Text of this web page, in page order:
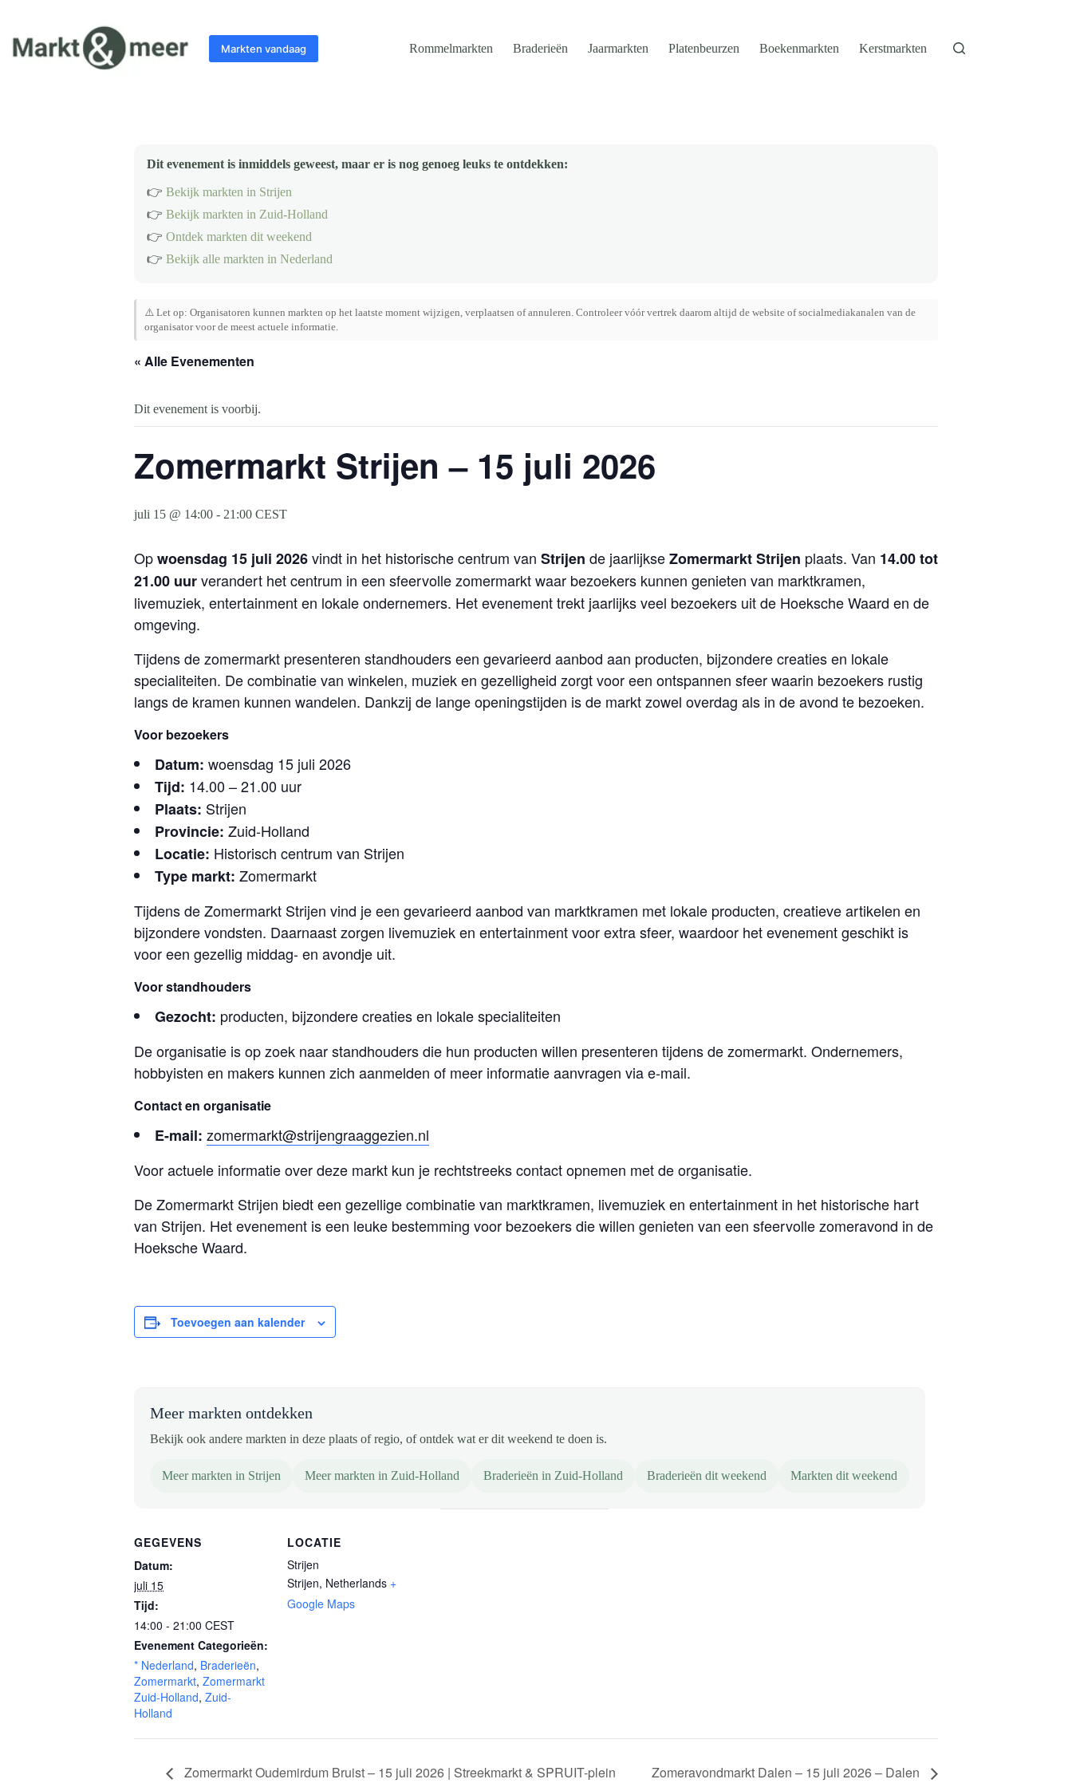
inhoud
Markten vandaag Rommelmarkten Braderieën Jaarmarkten Platenbeurzen Boekenmarkten Kerstmarkten
Dit evenement is inmiddels geweest, maar er is nog genoeg leuks te ontdekken:
👉 Bekijk markten in Strijen
👉 Bekijk markten in Zuid-Holland
👉 Ontdek markten dit weekend
👉 Bekijk alle markten in Nederland
⚠️ Let op: Organisatoren kunnen markten op het laatste moment wijzigen, verplaatsen of annuleren. Controleer vóór vertrek daarom altijd de website of socialmediakanalen van de
organisator voor de meest actuele informatie.
« Alle Evenementen
Dit evenement is voorbij.
Zomermarkt Strijen – 15 juli 2026
juli 15 @ 14:00 - 21:00 CEST
Opwoensdag 15 juli 2026vindt in het historische centrum van Strijen de jaarlijkseZomermarkt Strijen plaats. Van 14.00 tot
21.00 uurverandert het centrum in een sfeervolle zomermarkt waar bezoekers kunnen genieten van marktkramen,
livemuziek, entertainment en lokale ondernemers. Het evenement trekt jaarlijks veel bezoekers uit de Hoeksche Waard en de
omgeving.
Tijdens de zomermarkt presenteren standhouders een gevarieerd aanbod aan producten, bijzondere creaties en lokale
specialiteiten. De combinatie van winkelen, muziek en gezelligheid zorgt voor een ontspannen sfeer waarin bezoekers rustig
langs de kramen kunnen wandelen. Dankzij de lange openingstijden is de markt zowel overdag als in de avond te bezoeken.
Voor bezoekers
Datum: woensdag 15 juli 2026
Tijd: 14.00 – 21.00 uur
Plaats: Strijen
Provincie: Zuid-Holland
Locatie: Historisch centrum van Strijen
Type markt: Zomermarkt
Tijdens de Zomermarkt Strijen vind je een gevarieerd aanbod van marktkramen met lokale producten, creatieve artikelen en
bijzondere vondsten. Daarnaast zorgen livemuziek en entertainment voor extra sfeer, waardoor het evenement geschikt is
voor een gezellig middag- en avondje uit.
Voor standhouders
Gezocht: producten, bijzondere creaties en lokale specialiteiten
De organisatie is op zoek naar standhouders die hun producten willen presenteren tijdens de zomermarkt. Ondernemers,
hobbyisten en makers kunnen zich aanmelden of meer informatie aanvragen via e-mail.
Contact en organisatie
E-mail: zomermarkt@strijengraaggezien.nl
Voor actuele informatie over deze markt kun je rechtstreeks contact opnemen met de organisatie.
De Zomermarkt Strijen biedt een gezellige combinatie van marktkramen, livemuziek en entertainment in het historische hart
van Strijen. Het evenement is een leuke bestemming voor bezoekers die willen genieten van een sfeervolle zomeravond in de
Hoeksche Waard.
Toevoegen aan kalender
Meer markten ontdekken
Bekijk ook andere markten in deze plaats of regio, of ontdek wat er dit weekend te doen is.
Meer markten in Strijen Meer markten in Zuid-Holland Braderieën in Zuid-Holland Braderieën dit weekend Markten dit weekend
GEGEVENS
Datum:
juli 15
Tijd:
14:00 - 21:00 CEST
Evenement Categorieën:
* Nederland, Braderieën,
Zomermarkt, Zomermarkt
Zuid-Holland, Zuid-
Holland
LOCATIE
Strijen
Strijen, Netherlands +
Google Maps
Zomermarkt Oudemirdum Bruist – 15 juli 2026 | Streekmarkt & SPRUIT-plein Zomeravondmarkt Dalen – 15 juli 2026 – Dalen